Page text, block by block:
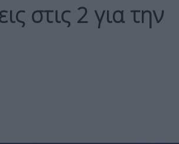
στις 2 για την